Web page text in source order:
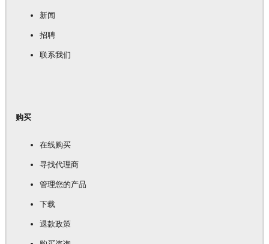
新闻
招聘
联系我们
购买
在线购买
寻找代理商
管理您的产品
下载
退款政策